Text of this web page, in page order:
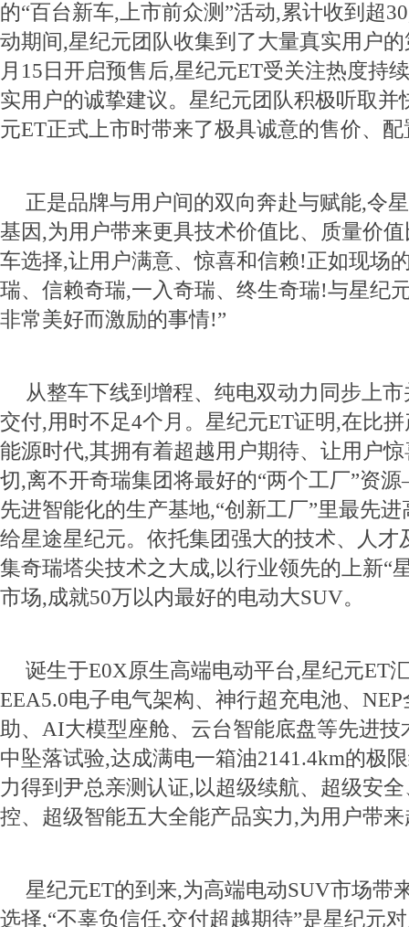
的“百台新车,上市前众测”活动,累计收到超
动期间,星纪元团队收集到了大量真实用户
月15日开启预售后,星纪元ET受关注热度持
实用户的诚挚建议。星纪元团队积极听取并
元ET正式上市时带来了极具诚意的售价、
正是品牌与用户间的双向奔赴与赋能,令
基因,为用户带来更具技术价值比、质量价
车选择,让用户满意、惊喜和信赖!正如现场
瑞、信赖奇瑞,一入奇瑞、终生奇瑞!与星纪
非常美好而激励的事情!”
从整车下线到增程、纯电双动力同步上
交付,用时不足4个月。星纪元ET证明,在比
能源时代,其拥有着超越用户期待、让用户
切,离不开奇瑞集团将最好的“两个工厂”资
先进智能化的生产基地,“创新工厂”里最先
给星途星纪元。依托集团强大的技术、人才
集奇瑞塔尖技术之大成,以行业领先的上新“
市场,成就50万以内最好的电动大SUV。
诞生于E0X原生高端电动平台,星纪元ET
EEA5.0电子电气架构、神行超充电池、
助、AI大模型座舱、云台智能底盘等先进技
中坠落试验,达成满电一箱油2141.4km的极
力得到尹总亲测认证,以超级续航、超级安
控、超级智能五大全能产品实力,为用户带
星纪元ET的到来,为高端电动SUV市场带
选择,“不辜负信任,交付超越期待”是星纪元